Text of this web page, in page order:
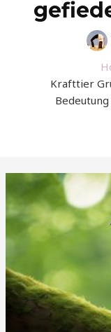
Krafttier